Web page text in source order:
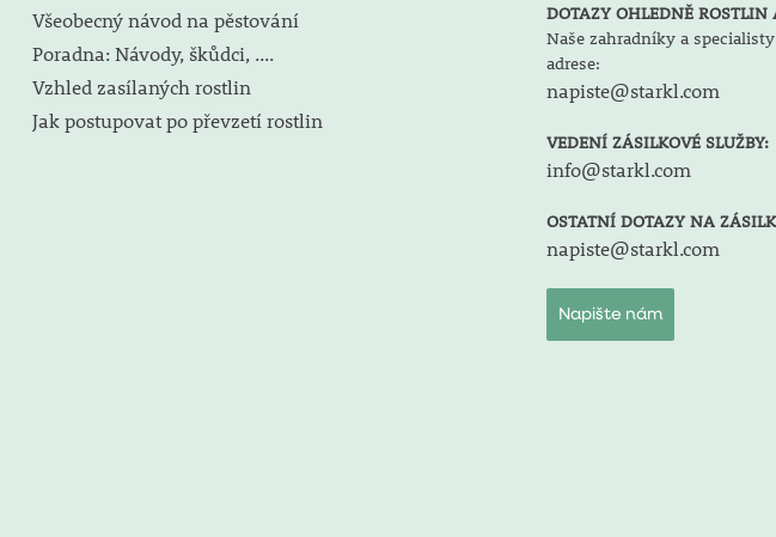
Všeobecný návod na pěstování
Poradna: Návody, škůdci, ....
Vzhled zasílaných rostlin
Jak postupovat po převzetí rostlin
DOTAZY OHLEDNĚ ROSTLIN
Naše zahradníky a
adrese:
napiste@starkl.com
VEDENÍ ZÁSILKOVÉ SLUŽBY:
info@starkl.com
OSTATNÍ DOTAZY NA
napiste@starkl.com
Napište nám